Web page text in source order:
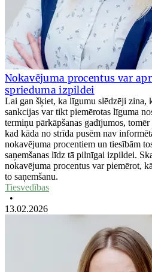
Nokavējuma procentus var
sprieduma izpildei
Lai gan šķiet, ka līgumu slēdzēji zina,
sankcijas var tikt piemērotas līguma
termiņu pārkāpšanas gadījumos,
kad kāda no strīda pusēm nav
nokavējuma procentiem un tiesībām
saņemšanas līdz tā pilnīgai izpildei.
nokavējuma procentus var piemērot,
to saņemšanu.
Tiesvedības
•
13.02.2026